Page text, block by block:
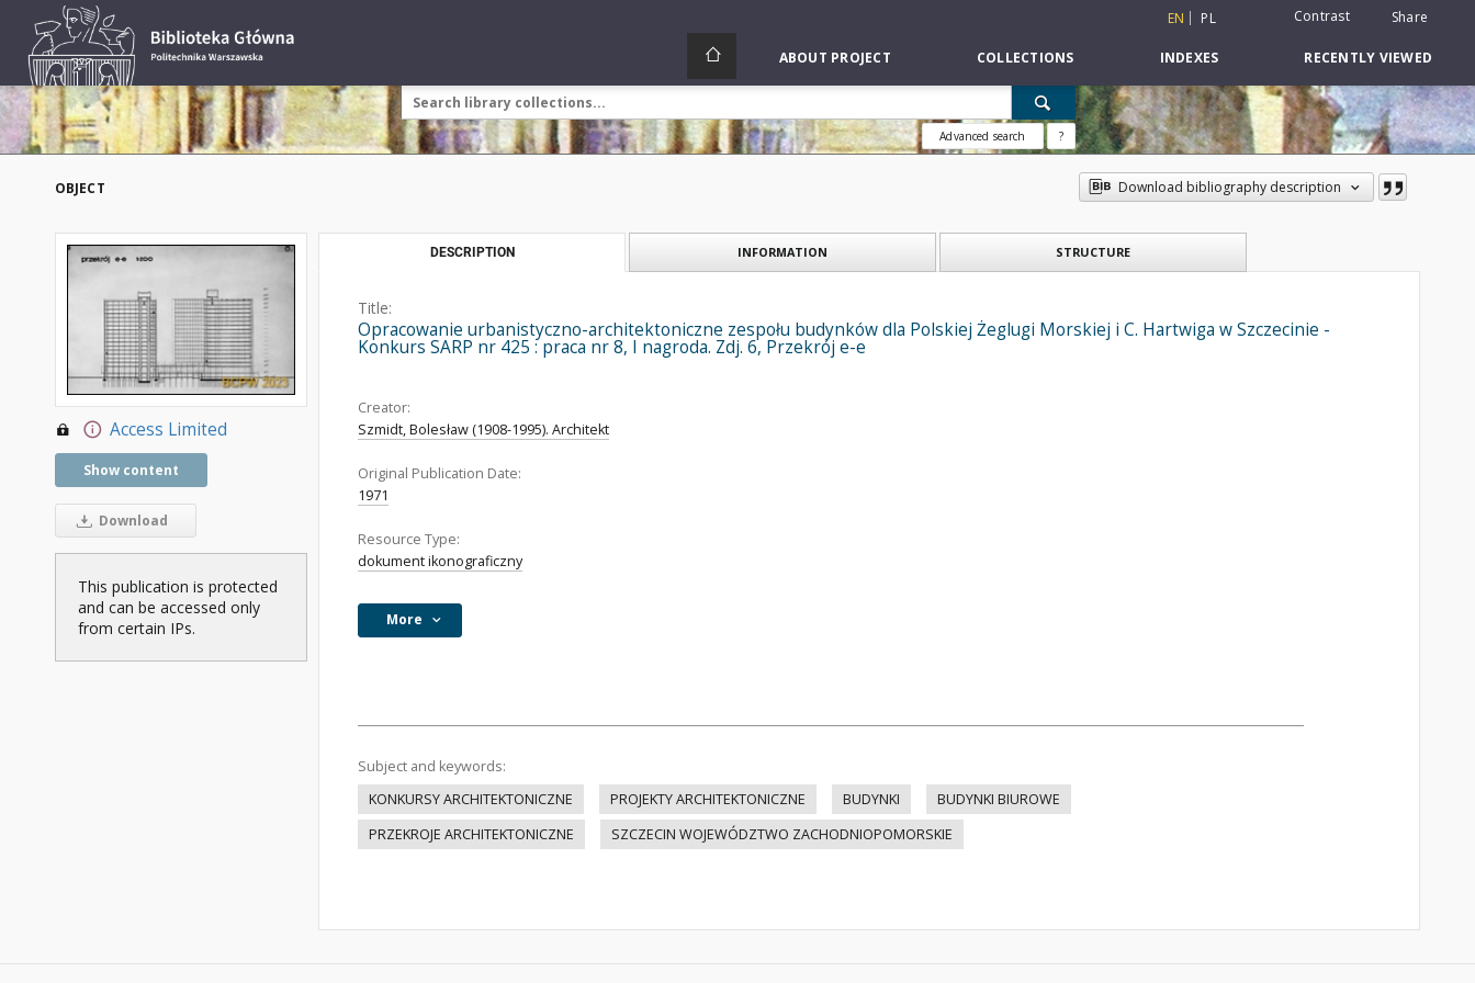
EN PL Contrast Share
ABOUT PROJECT COLLECTIONS INDEXES RECENTLY VIEWED
Advanced search ?
OBJECT Download bibliography description
Access Limited
Show content
Download
This publication is protected
and can be accessed only
from certain IPs.
DESCRIPTION INFORMATION STRUCTURE
Title:
Opracowanie urbanistyczno-architektoniczne zespołu budynków dla Polskiej Żeglugi Morskiej i C. Hartwiga w Szczecinie -
Konkurs SARP nr 425 : praca nr 8, I nagroda. Zdj. 6, Przekrój e-e
Creator:
Szmidt, Bolesław (1908-1995). Architekt
Original Publication Date:
1971
Resource Type:
dokument ikonograficzny
More
Subject and keywords:
KONKURSY ARCHITEKTONICZNE
PROJEKTY ARCHITEKTONICZNE BUDYNKI
BUDYNKI BIUROWE
PRZEKROJE ARCHITEKTONICZNE
SZCZECIN WOJEWÓDZTWO ZACHODNIOPOMORSKIE